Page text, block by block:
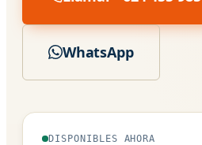
WhatsApp
DISPONIBLES AHORA